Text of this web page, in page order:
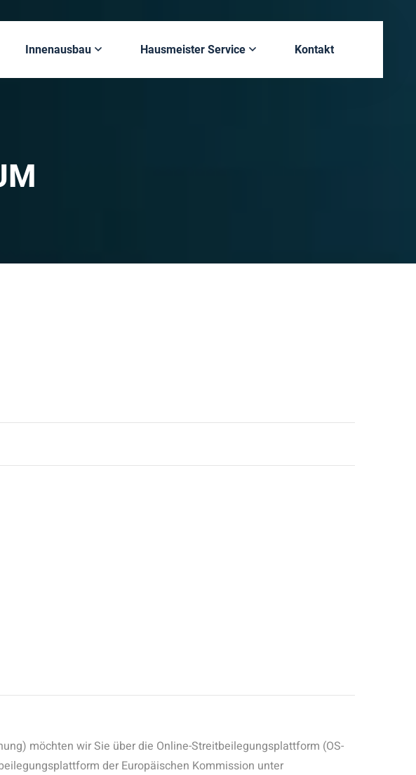
Innenausbau Hausmeister Service Kontakt
möchten wir Sie über die Online-Streitbeilegungsplattform (OS-
der Europäischen Kommission unter